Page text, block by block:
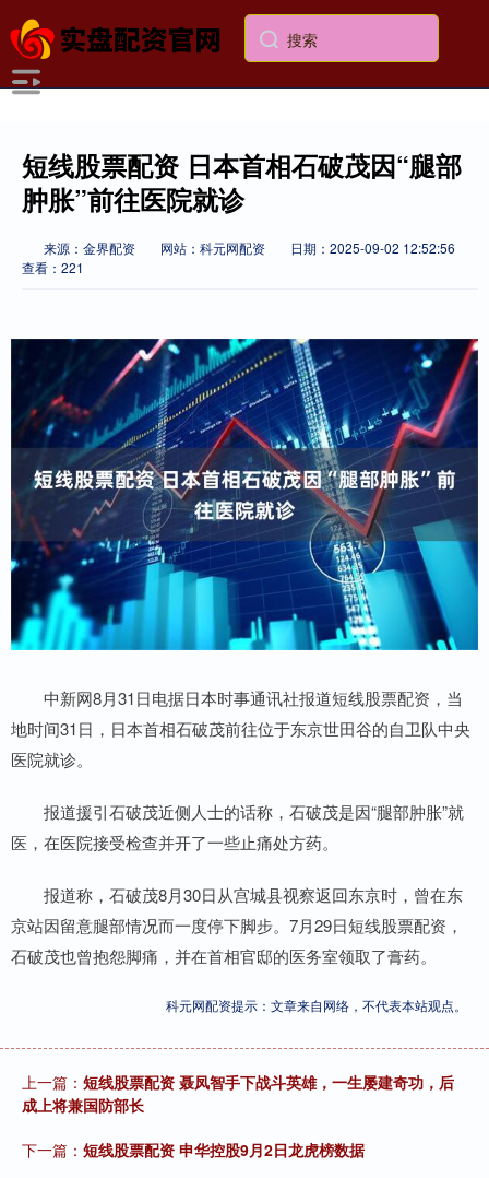
短线股票配资 日本首相石破茂因“腿部
肿胀”前往医院就诊
来源：金界配资 网站：科元网配资
日期：2025-09-02 12:52:56
查看：221
中新网8月31日电据日本时事通讯社报道短线股票配资，当
地时间31日，日本首相石破茂前往位于东京世田谷的自卫队中央
医院就诊。
报道援引石破茂近侧人士的话称，石破茂是因“腿部肿胀”就
医，在医院接受检查并开了一些止痛处方药。
报道称，石破茂8月30日从宫城县视察返回东京时，曾在东
京站因留意腿部情况而一度停下脚步。7月29日短线股票配资，
石破茂也曾抱怨脚痛，并在首相官邸的医务室领取了膏药。
科元网配资提示：文章来自网络，不代表本站观点。
上一篇： 短线股票配资 聂凤智手下战斗英雄，一生屡建奇功，后
成上将兼国防部长
下一篇： 短线股票配资 申华控股9月2日龙虎榜数据